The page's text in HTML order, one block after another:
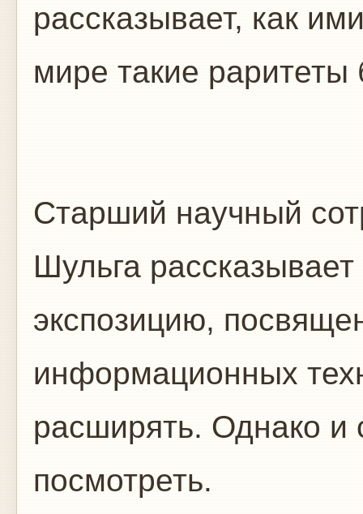
рассказывает, как
мире такие
Старший научный
Шульга
экспозицию,
информационных
расширять. Однако и
посмотреть.